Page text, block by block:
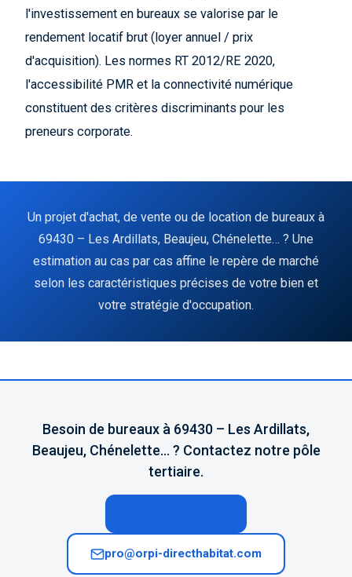
l'investissement en bureaux se valorise par le
rendement locatif brut (loyer annuel / prix
d'acquisition). Les normes RT 2012/RE 2020,
l'accessibilité PMR et la connectivité numérique
constituent des critères discriminants pour les
preneurs corporate.
Un projet d'achat, de vente ou de location de bureaux à
69430 – Les Ardillats, Beaujeu, Chénelette… ? Une
estimation au cas par cas affine le repère de marché
selon les caractéristiques précises de votre bien et
votre stratégie d'occupation.
Besoin de bureaux à 69430 – Les Ardillats,
Beaujeu, Chénelette… ? Contactez notre pôle
tertiaire.
pro@orpi-directhabitat.com